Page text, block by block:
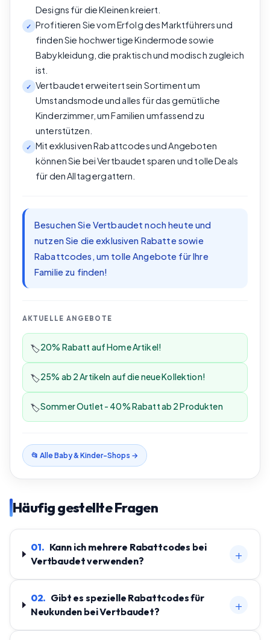
Designs für die Kleinen kreiert.
✓
Profitieren Sie vom Erfolg des Marktführers und
finden Sie hochwertige Kindermode sowie
Babykleidung, die praktisch und modisch zugleich
ist.
✓
Vertbaudet erweitert sein Sortiment um
Umstandsmode und alles für das gemütliche
Kinderzimmer, um Familien umfassend zu
unterstützen.
✓
Mit exklusiven Rabattcodes und Angeboten
können Sie bei Vertbaudet sparen und tolle Deals
für den Alltag ergattern.
Besuchen Sie Vertbaudet noch heute und
nutzen Sie die exklusiven Rabatte sowie
Rabattcodes, um tolle Angebote für Ihre
Familie zu finden!
AKTUELLE ANGEBOTE
🏷️20% Rabatt auf Home Artikel!
🏷️25% ab 2 Artikeln auf die neue Kollektion!
🏷️Sommer Outlet - 40% Rabatt ab 2 Produkten
📂 AlleBaby & Kinder-Shops →
Häufig gestellte Fragen
01. Kann ich mehrere Rabattcodes bei
Vertbaudet verwenden?
+
02. Gibt es spezielle Rabattcodes für
Neukunden bei Vertbaudet?
+